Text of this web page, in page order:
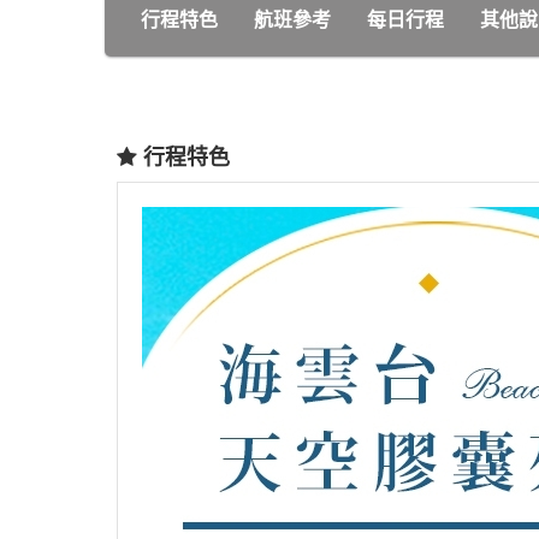
行程特色 航班參考 每日行程 其他
行程特色